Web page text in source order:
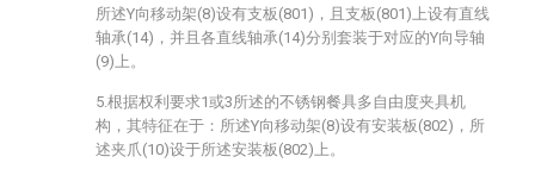
所述Y向移动架(8)设有支板(801)，且支板(801)上设有直线
轴承(14)，并且各直线轴承(14)分别套装于对应的Y向导轴
(9)上。
5.根据权利要求1或3所述的不锈钢餐具多自由度夹具机
构，其特征在于：所述Y向移动架(8)设有安装板(802)，所
述夹爪(10)设于所述安装板(802)上。